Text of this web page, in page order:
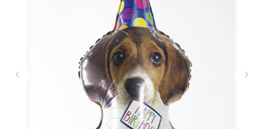
Доставка
по г. Видное, г. Домодедово и
г.Москва.
Доставка до места
мероприятия
Мы дополняем каждую
композицию маленькими
элементами в подарок